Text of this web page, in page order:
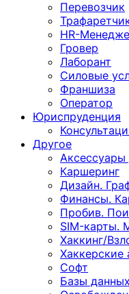
Перевозчик
HR-
Гровер
Лаборант
Силовые
Франшиза
Оператор
Юриспруденция
Другoе
Аксессуары
Каршеринг
Дизайн.
Финансы.
Пробив.
SIM-карты.
Хаккинг/
Хаккерские
Софт
Базы данных